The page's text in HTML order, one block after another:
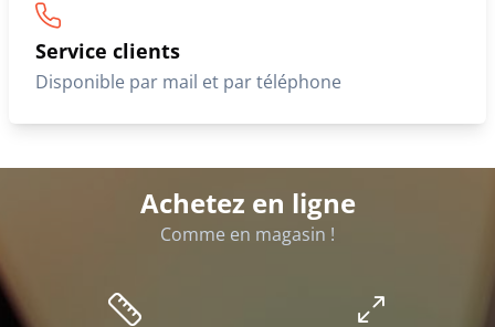
Service clients
Disponible par mail et par téléphone
Achetez en ligne
Comme en magasin !